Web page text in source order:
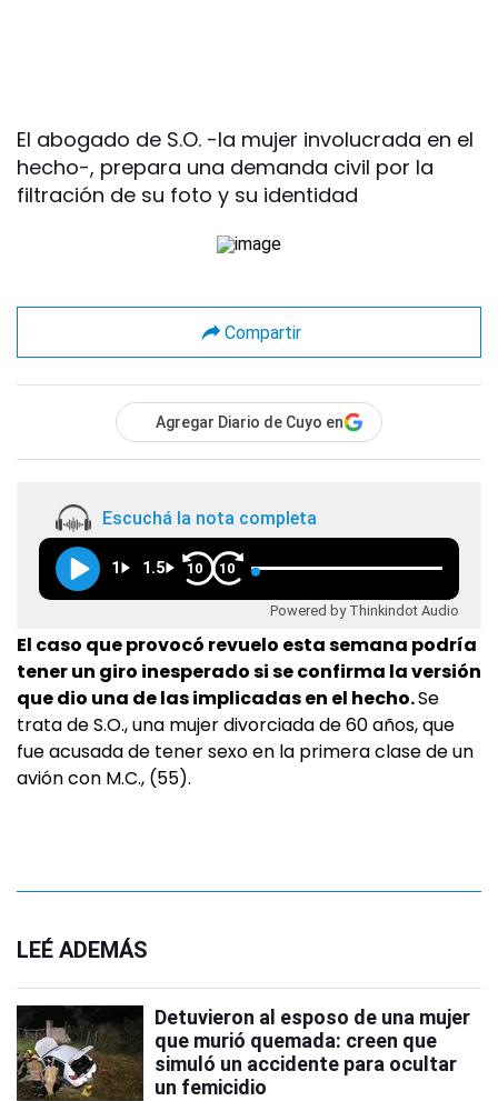
El abogado de S.O. -la mujer involucrada en el
hecho-, prepara una demanda civil por la
filtración de su foto y su identidad
Compartir
Agregar Diario de Cuyo en
Escuchá la nota completa
1 1.5 10 10
Powered by Thinkindot Audio
El caso que provocó revuelo esta semana podría
tener un giro inesperado si se confirma la versión
que dio una de las implicadas en el hecho.Se
trata de S.O., una mujer divorciada de 60 años, que
fue acusada de tener sexo en la primera clase de un
avión con M.C., (55).
LEÉ ADEMÁS
Detuvieron al esposo de una mujer
que murió quemada: creen que
simuló un accidente para ocultar
un femicidio